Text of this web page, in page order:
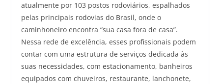
atualmente por 103 postos rodoviários, espalhados
pelas principais rodovias do Brasil, onde o
caminhoneiro encontra “sua casa fora de casa”.
Nessa rede de excelência, esses profissionais podem
contar com uma estrutura de serviços dedicada às
suas necessidades, com estacionamento, banheiros
equipados com chuveiros, restaurante, lanchonete,